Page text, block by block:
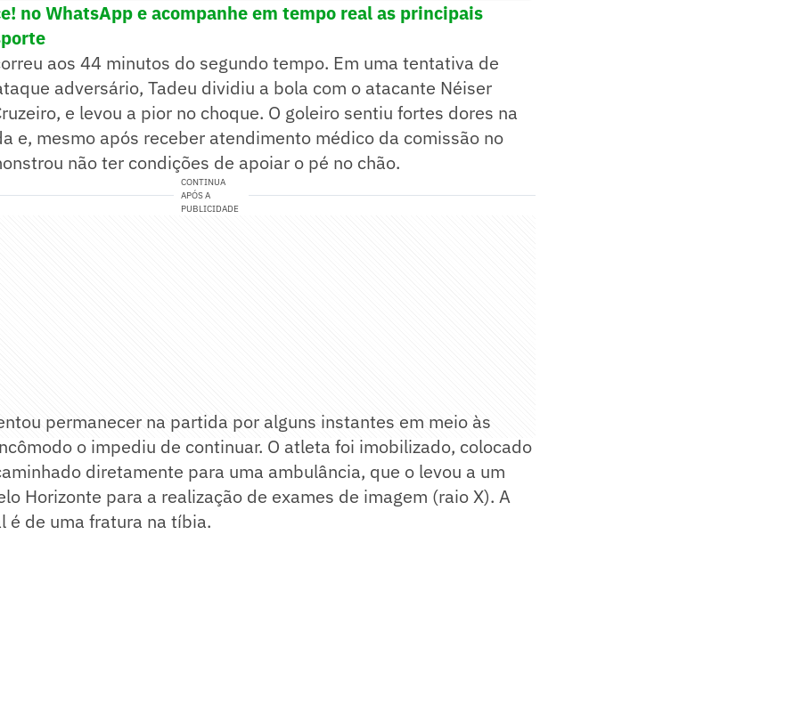
no WhatsApp e acompanhe em tempo real as principais
aos 44 minutos do segundo tempo. Em uma tentativa de
adversário, Tadeu dividiu a bola com o atacante Néiser
e levou a pior no choque. O goleiro sentiu fortes dores na
e, mesmo após receber atendimento médico da comissão no
não ter condições de apoiar o pé no chão.
CONTINUA
APÓS A
PUBLICIDADE
permanecer na partida por alguns instantes em meio às
o impediu de continuar. O atleta foi imobilizado, colocado
diretamente para uma ambulância, que o levou a um
Horizonte para a realização de exames de imagem (raio X). A
é de uma fratura na tíbia.